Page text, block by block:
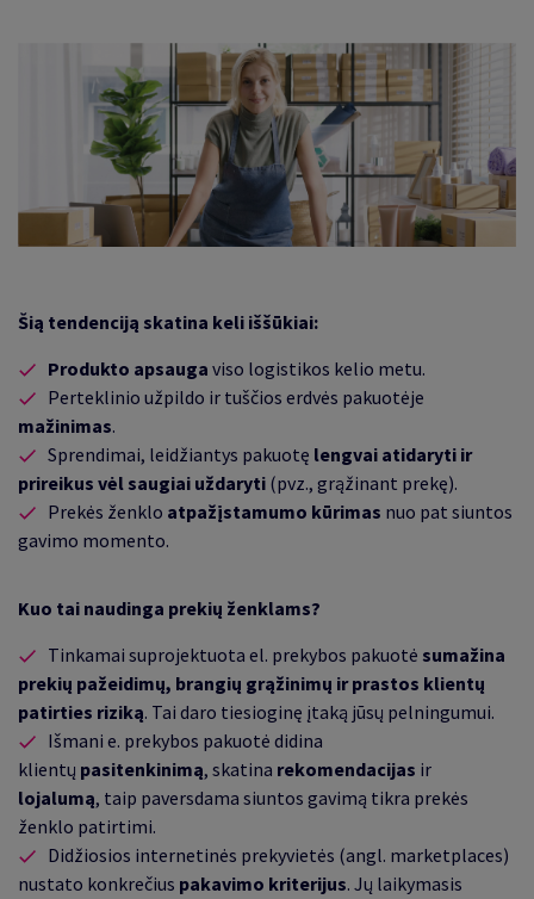
Šią tendenciją skatina keli iššūkiai:
Produkto apsauga viso logistikos kelio metu.
Perteklinio užpildo ir tuščios erdvės pakuotėje
mažinimas.
Sprendimai, leidžiantys pakuotę lengvai atidaryti ir
prireikus vėl saugiai uždaryti (pvz., grąžinant prekę).
Prekės ženklo atpažįstamumo kūrimas nuo pat siuntos
gavimo momento.
Kuo tai naudinga prekių ženklams?
Tinkamai suprojektuota el. prekybos pakuotė sumažina
prekių pažeidimų, brangių grąžinimų ir prastos klientų
patirties riziką. Tai daro tiesioginę įtaką jūsų pelningumui.
Išmani e. prekybos pakuotė didina
klientų pasitenkinimą, skatina rekomendacijas ir
lojalumą, taip paversdama siuntos gavimą tikra prekės
ženklo patirtimi.
Didžiosios internetinės prekyvietės (angl. marketplaces)
nustato konkrečius pakavimo kriterijus. Jų laikymasis